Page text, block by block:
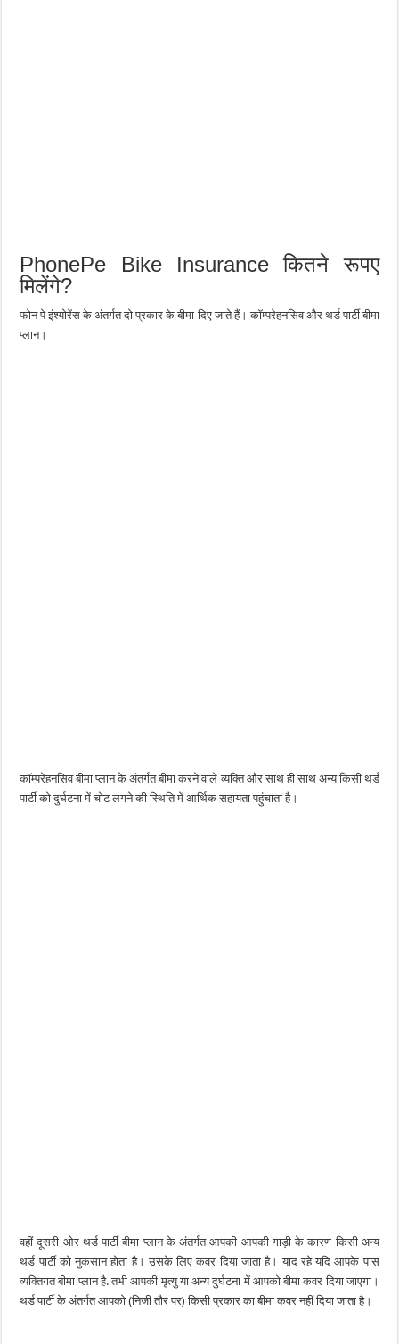
PhonePe Bike Insurance कितने रूपए
मिलेंगे?
फोन पे इंश्योरेंस के अंतर्गत दो प्रकार के बीमा दिए जाते हैं। कॉम्परेहनसिव और थर्ड पार्टी बीमा
प्लान।
कॉम्परेहनसिव बीमा प्लान के अंतर्गत बीमा करने वाले व्यक्ति और साथ ही साथ अन्य किसी थर्ड
पार्टी को दुर्घटना में चोट लगने की स्थिति में आर्थिक सहायता पहुंचाता है।
वहीं दूसरी ओर थर्ड पार्टी बीमा प्लान के अंतर्गत आपकी आपकी गाड़ी के कारण किसी अन्य
थर्ड पार्टी को नुकसान होता है। उसके लिए कवर दिया जाता है। याद रहे यदि आपके पास
व्यक्तिगत बीमा प्लान है. तभी आपकी मृत्यु या अन्य दुर्घटना में आपको बीमा कवर दिया जाएगा।
थर्ड पार्टी के अंतर्गत आपको (निजी तौर पर) किसी प्रकार का बीमा कवर नहीं दिया जाता है।